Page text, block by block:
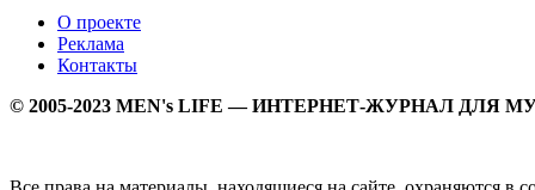
О проекте
Реклама
Контакты
© 2005-2023 MEN's LIFE — ИНТЕРНЕТ-ЖУРНАЛ ДЛЯ